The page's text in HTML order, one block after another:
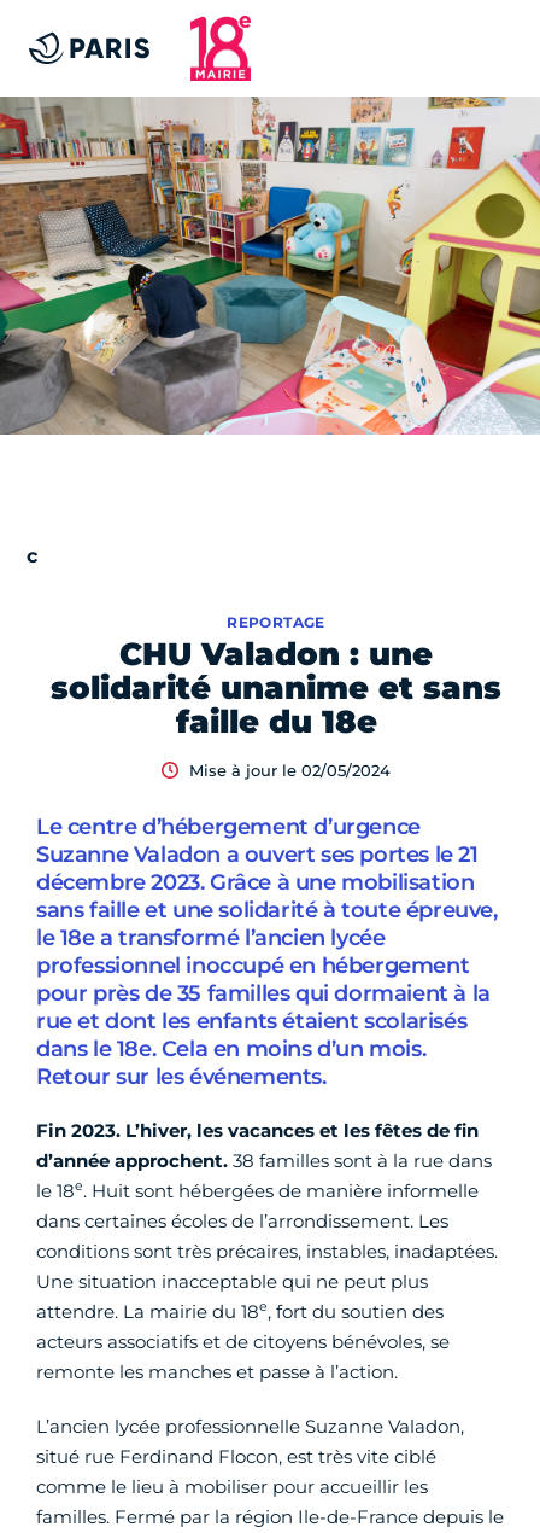
CHU Valadon : une
solidarité unanime et sans
faille du 18e
REPORTAGE
Mise à jour le 02/05/2024
Le centre d’hébergement d’urgence
Suzanne Valadon a ouvert ses portes le 21
décembre 2023. Grâce à une mobilisation
sans faille et une solidarité à toute épreuve,
le 18e a transformé l’ancien lycée
professionnel inoccupé en hébergement
pour près de 35 familles qui dormaient à la
rue et dont les enfants étaient scolarisés
dans le 18e. Cela en moins d’un mois.
Retour sur les événements.
Fin 2023. L’hiver, les vacances et les fêtes de fin
d’année approchent. 38 familles sont à la rue dans
le 18e. Huit sont hébergées de manière informelle
dans certaines écoles de l’arrondissement. Les
conditions sont très précaires, instables, inadaptées.
Une situation inacceptable qui ne peut plus
attendre. La mairie du 18e, fort du soutien des
acteurs associatifs et de citoyens bénévoles, se
remonte les manches et passe à l’action.
L’ancien lycée professionnelle Suzanne Valadon,
situé rue Ferdinand Flocon, est très vite ciblé
comme le lieu à mobiliser pour accueillir les
familles. Fermé par la région Ile-de-France depuis le